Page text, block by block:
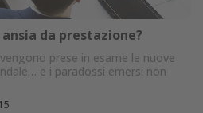
da prestazione?
prese in esame le nuove
e i paradossi emersi non